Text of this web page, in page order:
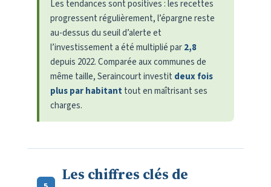
Les tendances sont positives : les recettes
progressent régulièrement, l’épargne reste
au-dessus du seuil d’alerte et
l’investissement a été multiplié par2,8
depuis 2022. Comparée aux communes de
même taille, Seraincourt investit deux fois
plus par habitanttout en maîtrisant ses
charges.
Les chiffres clés de